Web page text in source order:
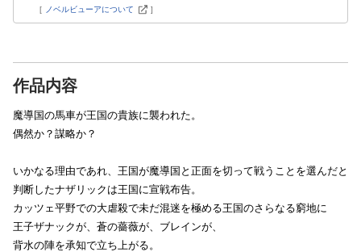
[ ノベルビューアについて ]
作品内容
魔導国の馬車が王国の貴族に襲われた。
偶然か？謀略か？
いかなる理由であれ、王国が魔導国と正面を切って戦うことを選んだと
判断したナザリックは王国に宣戦布告。
カッツェ平野での大虐殺で未だ混迷を極める王国のさらなる窮地に
王子ザナックが、蒼の薔薇が、ブレインが、
背水の陣を承知で立ち上がる。